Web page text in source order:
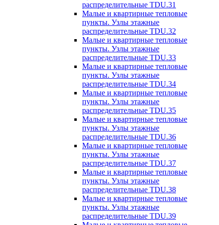
распределительные TDU.31
Малые и квартирные тепловые
пункты. Узлы этажные
распределительные TDU.32
Малые и квартирные тепловые
пункты. Узлы этажные
распределительные TDU.33
Малые и квартирные тепловые
пункты. Узлы этажные
распределительные TDU.34
Малые и квартирные тепловые
пункты. Узлы этажные
распределительные TDU.35
Малые и квартирные тепловые
пункты. Узлы этажные
распределительные TDU.36
Малые и квартирные тепловые
пункты. Узлы этажные
распределительные TDU.37
Малые и квартирные тепловые
пункты. Узлы этажные
распределительные TDU.38
Малые и квартирные тепловые
пункты. Узлы этажные
распределительные TDU.39